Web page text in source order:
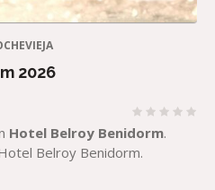
2026
Hotel Belroy Benidorm.
Belroy Benidorm.